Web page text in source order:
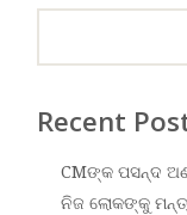
Recent
CMଙ୍କ ପସନ୍ଦ
ନିଜ ଲୋକଙ୍କୁ